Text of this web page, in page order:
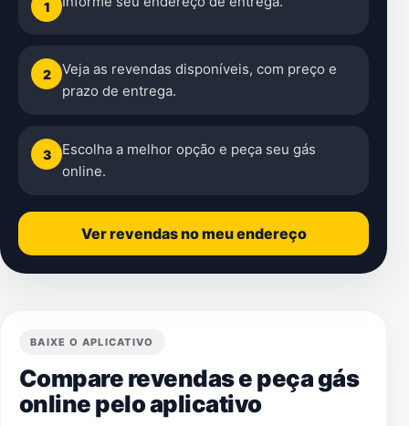
1
2
Veja as revendas disponíveis, com preço e
prazo de entrega.
3
Escolha a melhor opção e peça seu gás
online.
Ver revendas no meu endereço
BAIXE O APLICATIVO
Compare revendas e peça gás
online pelo aplicativo